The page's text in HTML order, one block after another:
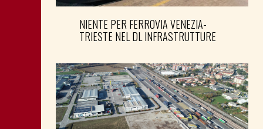
NIENTE PER FERROVIA VENEZIA-
TRIESTE NEL DL INFRASTRUTTURE